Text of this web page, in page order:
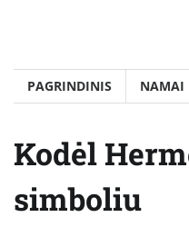
PAGRINDINIS NAMAI
Kodėl
simboliu